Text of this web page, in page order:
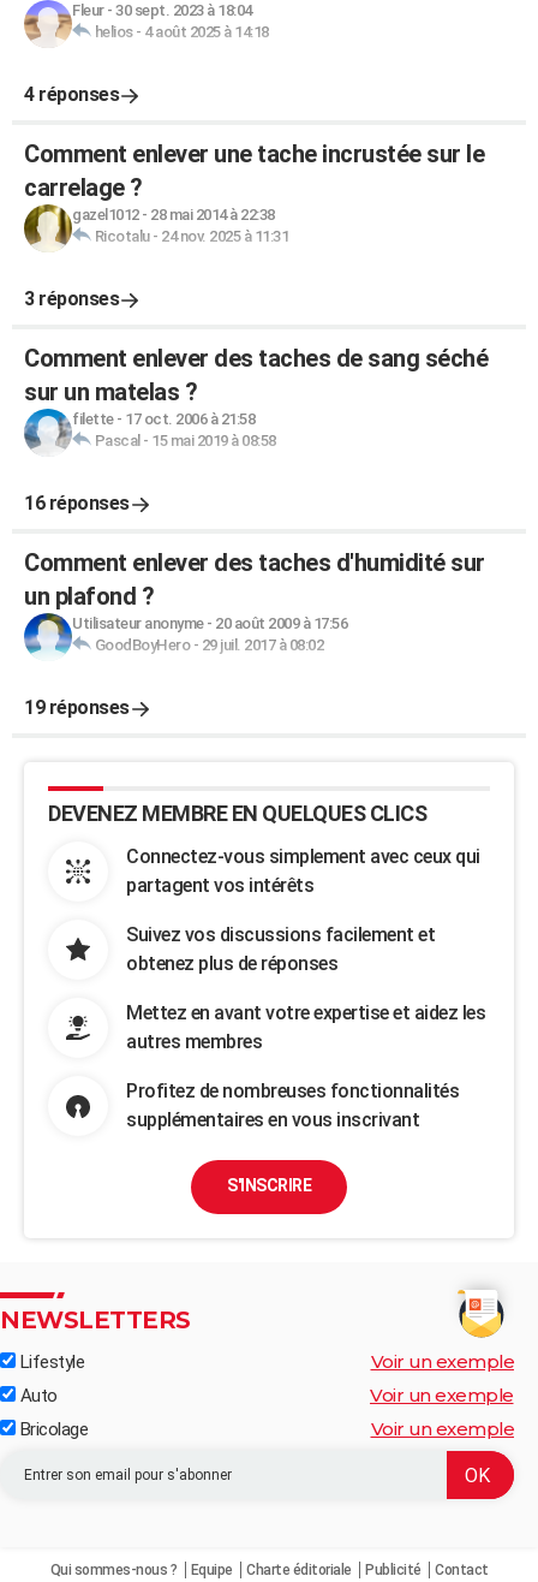
Fleur- 30 sept. 2023 à 18:04
helios- 4 août 2025 à 14:18
4 réponses
Comment enlever une tache incrustée sur le
carrelage ?
gazel1012- 28 mai 2014 à 22:38
Ricotalu- 24 nov. 2025 à 11:31
3 réponses
Comment enlever des taches de sang séché
sur un matelas ?
filette- 17 oct. 2006 à 21:58
Pascal - 15 mai 2019 à 08:58
16 réponses
Comment enlever des taches d'humidité sur
un plafond ?
Utilisateur anonyme- 20 août 2009 à 17:56
GoodBoyHero- 29 juil. 2017 à 08:02
19 réponses
DEVENEZ MEMBRE EN QUELQUES CLICS
Connectez-vous simplement avec ceux qui
partagent vos intérêts
Suivez vos discussions facilement et
obtenez plus de réponses
Mettez en avant votre expertise et aidez les
autres membres
Profitez de nombreuses fonctionnalités
supplémentaires en vous inscrivant
S'INSCRIRE
NEWSLETTERS
Lifestyle Voir un exemple
Auto Voir un exemple
Bricolage Voir un exemple
Qui sommes-nous ? Equipe Charte éditoriale Publicité Contact